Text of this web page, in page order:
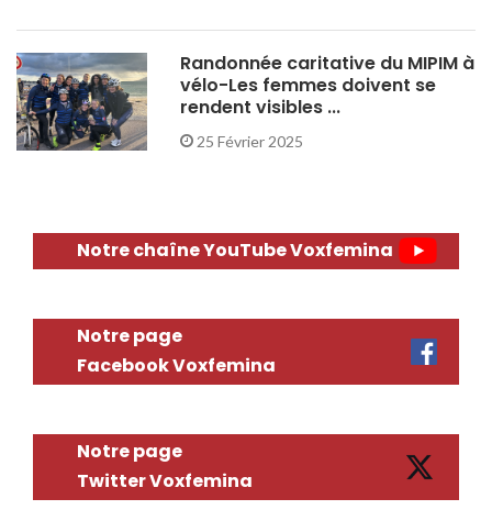
Randonnée caritative du MIPIM à
vélo-Les femmes doivent se
rendent visibles ...
25 Février 2025
Notre chaîne YouTube Voxfemina
Notre page
Facebook Voxfemina
Notre page
Twitter Voxfemina